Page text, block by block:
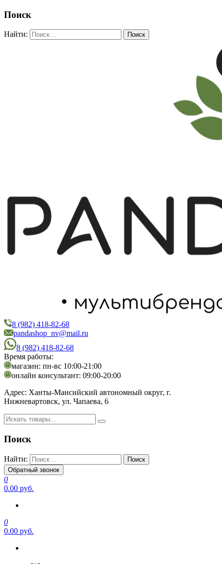
Поиск
Найти:
PandaShop
Интернет-магазин косметики
8 (982) 418-82-68
pandashop_nv@mail.ru
8 (982) 418-82-68
Время работы:
магазин: пн-вс 10:00-21:00
онлайн консультант: 09:00-20:00
Адрес: Ханты-Мансийский автономный округ, г.
Нижневартовск, ул. Чапаева, 6
Поиск
Найти:
Обратный звонок
0
0.00 руб.
0
0.00 руб.